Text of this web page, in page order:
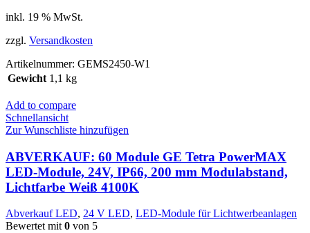
inkl. 19 % MwSt.
zzgl. Versandkosten
Artikelnummer: GEMS2450-W1
Gewicht 1,1 kg
Add to compare
Schnellansicht
Zur Wunschliste hinzufügen
ABVERKAUF: 60 Module GE Tetra PowerMAX
LED-Module, 24V, IP66, 200 mm Modulabstand,
Lichtfarbe Weiß 4100K
Abverkauf LED, 24 V LED, LED-Module für Lichtwerbeanlagen
Bewertet mit 0 von 5